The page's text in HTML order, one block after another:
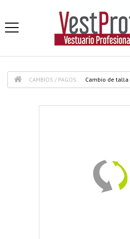
CAMBIOS / PAGOS Cambio de talla